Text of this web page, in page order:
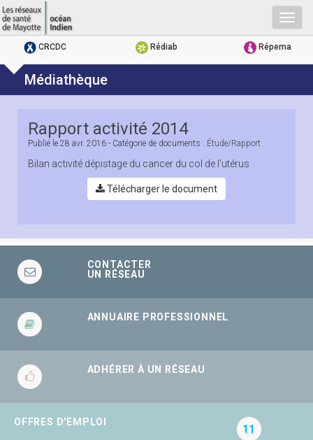
CRCDC Rédiab Répema
Médiathèque
Rapport activité 2014
Publié le 28 avr. 2016 - Catégorie de documents : Étude/rapport
Bilan activité dépistage du cancer du col de l’utérus
Télécharger le document
CONTACTER
UN RÉSEAU
ANNUAIRE PROFESSIONNEL
ADHÉRER À UN RÉSEAU
OFFRES D'EMPLOI
11